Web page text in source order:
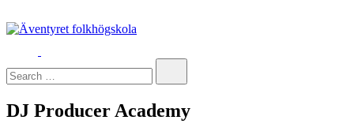
Äventyret folkhögskola
DJ Producer Academy